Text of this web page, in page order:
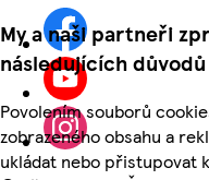
My a naši partneři
následujících důvodů
Povolením souborů
zobrazeného obsahu a
ukládat nebo přistupovat